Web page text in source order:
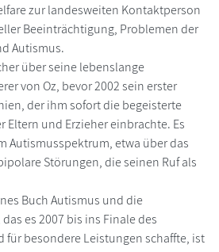
zur landesweiten Kontaktperson
Beeinträchtigung, Problemen der
Autismus.
über seine lebenslange
von Oz, bevor 2002 sein erster
der ihm sofort die begeisterte
und Erzieher einbrachte. Es
Autismusspektrum, etwa über das
Störungen, die seinen Ruf als
Buch Autismus und die
es 2007 bis ins Finale des
für besondere Leistungen schaffte, ist